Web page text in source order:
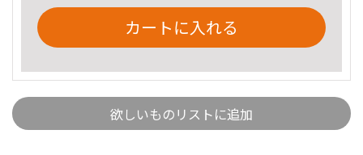
カートに入れる
欲しいものリストに追加